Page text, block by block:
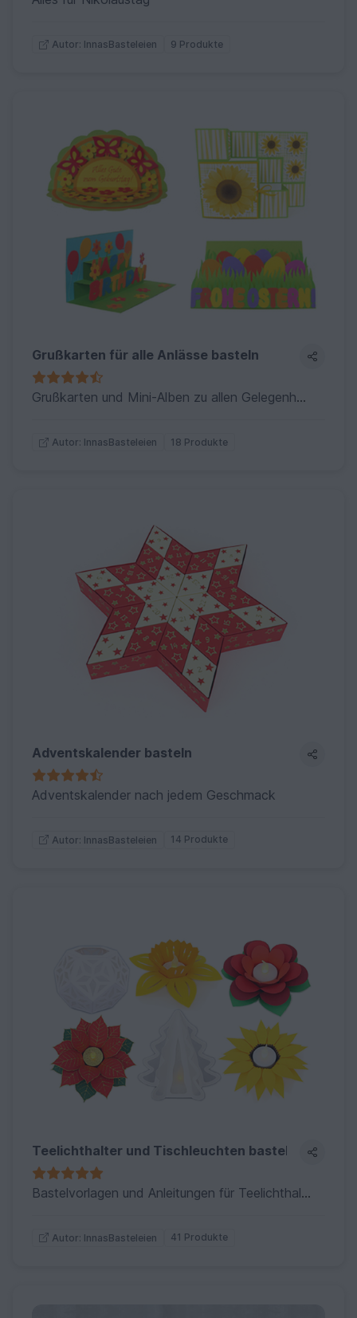
Autor: InnasBasteleien 9 Produkte
Grußkarten für alle Anlässe basteln
Grußkarten und Mini-Alben zu allen Gelegenheiten
Autor: InnasBasteleien 18 Produkte
Adventskalender basteln
Adventskalender nach jedem Geschmack
Autor: InnasBasteleien 14 Produkte
Teelichthalter und Tischleuchten basteln
Bastelvorlagen und Anleitungen für Teelichthalter und Tischleuchten, zu allen Jahreszeiten und Anlässen
Autor: InnasBasteleien 41 Produkte